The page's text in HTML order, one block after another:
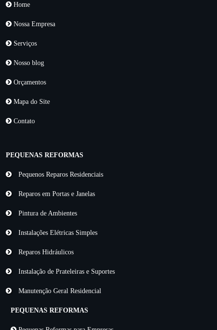
Home
Nossa Empresa
Serviços
Nosso blog
Orçamentos
Mapa do Site
Contato
PEQUENAS REFORMAS
Pequenos Reparos Residenciais
Reparos em Portas e Janelas
Pintura de Ambientes
Instalações Elétricas Simples
Reparos Hidráulicos
Instalação de Prateleiras e Suportes
Manutenção Geral Residencial
PEQUENAS REFORMAS